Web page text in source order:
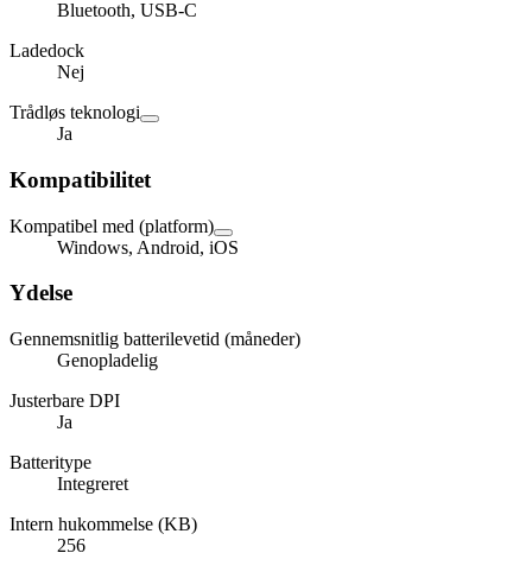
Bluetooth, USB-C
Ladedock
Nej
Trådløs teknologi
Ja
Kompatibilitet
Kompatibel med (platform)
Windows, Android, iOS
Ydelse
Gennemsnitlig batterilevetid (måneder)
Genopladelig
Justerbare DPI
Ja
Batteritype
Integreret
Intern hukommelse (KB)
256